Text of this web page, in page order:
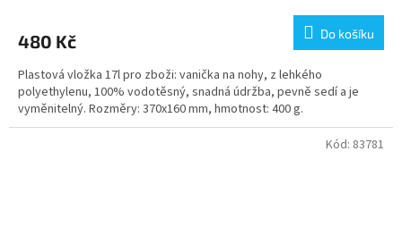
480 Kč Do košíku
Plastová vložka 17l pro zboži: vanička na nohy, z lehkého
polyethylenu, 100% vodotěsný, snadná údržba, pevně sedí a je
vyměnitelný. Rozměry: 370x160 mm, hmotnost: 400 g.
Kód: 83781